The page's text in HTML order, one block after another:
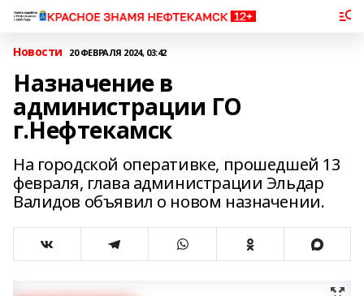
Новости 20 ФЕВРАЛЯ 2024, 03:42
Назначение в
администрации ГО
г.Нефтекамск
На городской оперативке, прошедшей 13
февраля, глава администрации Эльдар
Валидов объявил о новом назначении.